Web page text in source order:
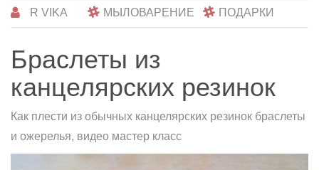
R VIKA МЫЛОВАРЕНИЕ ПОДАРКИ
Браслеты из
канцелярских резинок
Как плести из обычных канцелярских резинок браслеты
и ожерелья, видео мастер класс